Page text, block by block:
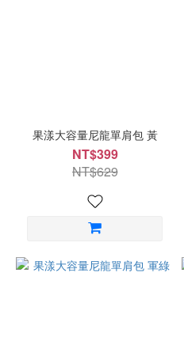
果漾大容量尼龍單肩包 黃
NT$399
NT$629